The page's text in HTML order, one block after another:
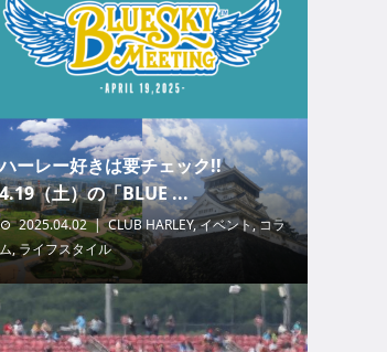
ハーレー好きは要チェック!!
4.19（土）の「BLUE ...
2025.04.02 CLUB HARLEY,イベント,コラ
ム,ライフスタイル